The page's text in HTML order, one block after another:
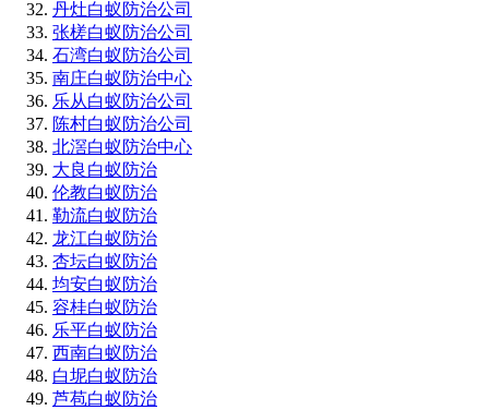
丹灶白蚁防治公司
张槎白蚁防治公司
石湾白蚁防治公司
南庄白蚁防治中心
乐从白蚁防治公司
陈村白蚁防治公司
北滘白蚁防治中心
大良白蚁防治
伦教白蚁防治
勒流白蚁防治
龙江白蚁防治
杏坛白蚁防治
均安白蚁防治
容桂白蚁防治
乐平白蚁防治
西南白蚁防治
白坭白蚁防治
芦苞白蚁防治